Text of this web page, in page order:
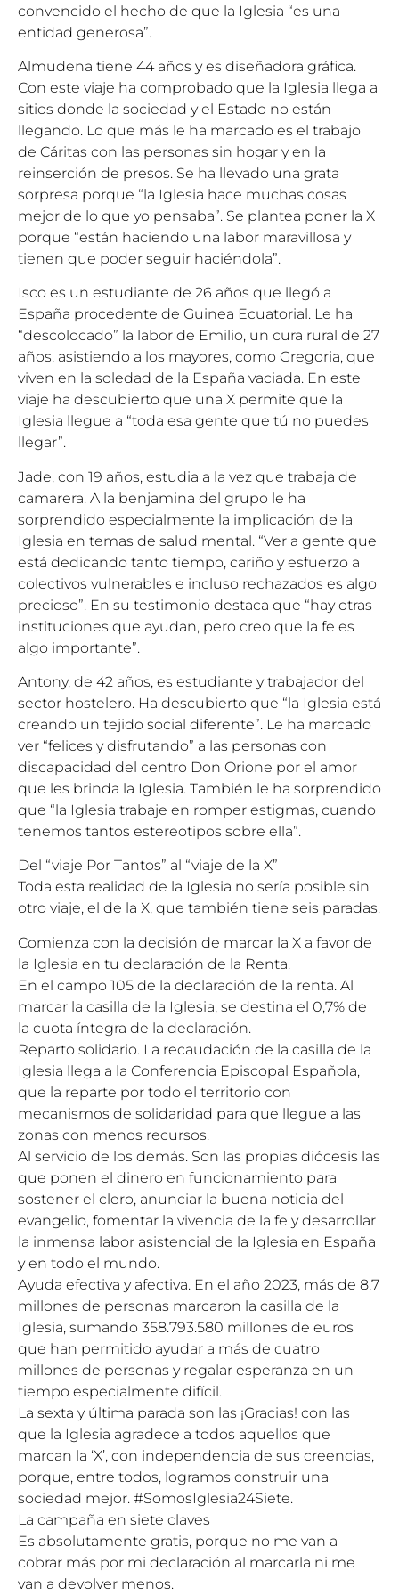
convencido el hecho de que la Iglesia “es una
entidad generosa”.
Almudena tiene 44 años y es diseñadora gráfica.
Con este viaje ha comprobado que la Iglesia llega a
sitios donde la sociedad y el Estado no están
llegando. Lo que más le ha marcado es el trabajo
de Cáritas con las personas sin hogar y en la
reinserción de presos. Se ha llevado una grata
sorpresa porque “la Iglesia hace muchas cosas
mejor de lo que yo pensaba”. Se plantea poner la X
porque “están haciendo una labor maravillosa y
tienen que poder seguir haciéndola”.
Isco es un estudiante de 26 años que llegó a
España procedente de Guinea Ecuatorial. Le ha
“descolocado” la labor de Emilio, un cura rural de 27
años, asistiendo a los mayores, como Gregoria, que
viven en la soledad de la España vaciada. En este
viaje ha descubierto que una X permite que la
Iglesia llegue a “toda esa gente que tú no puedes
llegar”.
Jade, con 19 años, estudia a la vez que trabaja de
camarera. A la benjamina del grupo le ha
sorprendido especialmente la implicación de la
Iglesia en temas de salud mental. “Ver a gente que
está dedicando tanto tiempo, cariño y esfuerzo a
colectivos vulnerables e incluso rechazados es algo
precioso”. En su testimonio destaca que “hay otras
instituciones que ayudan, pero creo que la fe es
algo importante”.
Antony, de 42 años, es estudiante y trabajador del
sector hostelero. Ha descubierto que “la Iglesia está
creando un tejido social diferente”. Le ha marcado
ver “felices y disfrutando” a las personas con
discapacidad del centro Don Orione por el amor
que les brinda la Iglesia. También le ha sorprendido
que “la Iglesia trabaje en romper estigmas, cuando
tenemos tantos estereotipos sobre ella”.
Del “viaje Por Tantos” al “viaje de la X”
Toda esta realidad de la Iglesia no sería posible sin
otro viaje, el de la X, que también tiene seis paradas.
Comienza con la decisión de marcar la X a favor de
la Iglesia en tu declaración de la Renta.
En el campo 105 de la declaración de la renta. Al
marcar la casilla de la Iglesia, se destina el 0,7% de
la cuota íntegra de la declaración.
Reparto solidario. La recaudación de la casilla de la
Iglesia llega a la Conferencia Episcopal Española,
que la reparte por todo el territorio con
mecanismos de solidaridad para que llegue a las
zonas con menos recursos.
Al servicio de los demás. Son las propias diócesis las
que ponen el dinero en funcionamiento para
sostener el clero, anunciar la buena noticia del
evangelio, fomentar la vivencia de la fe y desarrollar
la inmensa labor asistencial de la Iglesia en España
y en todo el mundo.
Ayuda efectiva y afectiva. En el año 2023, más de 8,7
millones de personas marcaron la casilla de la
Iglesia, sumando 358.793.580 millones de euros
que han permitido ayudar a más de cuatro
millones de personas y regalar esperanza en un
tiempo especialmente difícil.
La sexta y última parada son las ¡Gracias! con las
que la Iglesia agradece a todos aquellos que
marcan la ‘X’, con independencia de sus creencias,
porque, entre todos, logramos construir una
sociedad mejor. #SomosIglesia24Siete.
La campaña en siete claves
Es absolutamente gratis, porque no me van a
cobrar más por mi declaración al marcarla ni me
van a devolver menos.